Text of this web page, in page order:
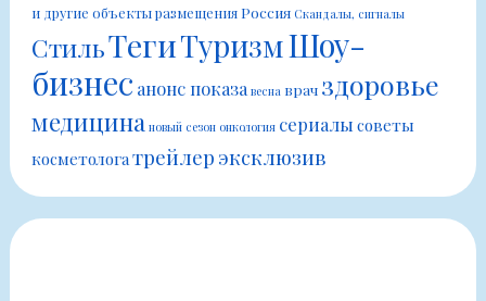
и другие объекты размещенияРоссия Скандалы, сигналы
СтильТегиТуризмШоу-
бизнес анонс показа весна врач здоровье
медицина новый сезон онкология сериалы советы
косметологатрейлер эксклюзив